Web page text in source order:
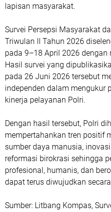
lapisan masyarakat.
Survei Persepsi Masyarakat
Triwulan II Tahun 2026
pada 9–18 April 2026
Hasil survei yang
pada 26 Juni 2026 tersebut
independen dalam mengukur
kinerja pelayanan Polri.
Dengan hasil tersebut, Polri
mempertahankan tren positif
sumber daya manusia,
reformasi birokrasi sehingga
profesional, humanis, dan
dapat terus diwujudkan
Sumber: Litbang Kompas,